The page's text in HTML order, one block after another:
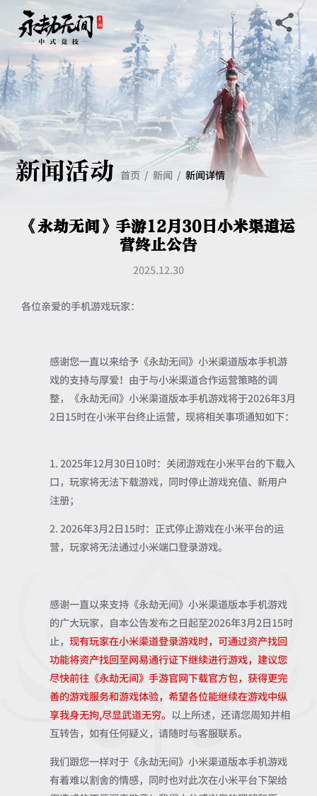
新闻活动 首页 新闻 新闻详情
《永劫无间》手游12月30日小米渠道运
营终止公告
2025.12.30
各位亲爱的手机游戏玩家：
感谢您一直以来给予《永劫无间》小米渠道版本手机游
戏的支持与厚爱！由于与小米渠道合作运营策略的调
整，《永劫无间》小米渠道版本手机游戏将于2026年3月
2日15时在小米平台终止运营，现将相关事项通知如下：
1. 2025年12月30日10时：关闭游戏在小米平台的下载入
口，玩家将无法下载游戏，同时停止游戏充值、新用户
注册；
2. 2026年3月2日15时：正式停止游戏在小米平台的运
营，玩家将无法通过小米端口登录游戏。
感谢一直以来支持《永劫无间》小米渠道版本手机游戏
的广大玩家，自本公告发布之日起至2026年3月2日15时
止， 现有玩家在小米渠道登录游戏时，可通过资产找回
功能将资产找回至网易通行证下继续进行游戏，建议您
尽快前往《永劫无间》手游官网下载官方包，获得更完
善的游戏服务和游戏体验，希望各位能继续在游戏中纵
享我身无拘,尽显武道无穷。 以上所述，还请您周知并相
互转告，如有任何疑义，请随时与客服联系。
我们跟您一样对于《永劫无间》小米渠道版本手机游戏
有着难以割舍的情感，同时也对此次在小米平台下架给